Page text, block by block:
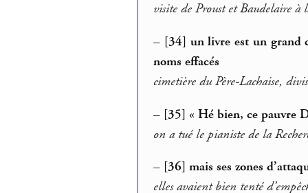
visite de Proust et Baudelaire à
– [34] un livre est un grand
noms effacés
cimetière du Père-Lachaise,
– [35] « Hé bien, ce pauvre
on a tué le pianiste de la
– [36] mais ses zones
elles avaient bien tenté